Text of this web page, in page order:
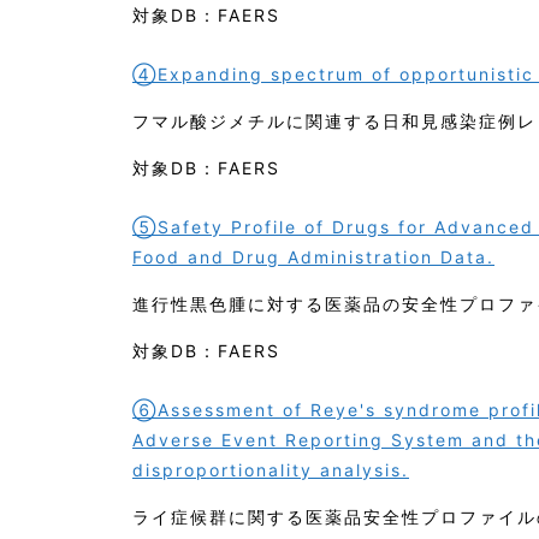
対象DB：FAERS
④Expanding spectrum of
フマル酸ジメチルに関連する日和見感染症例
対象DB：FAERS
⑤Safety Profile of Drugs for Advanced
Food and Drug Administration Data.
進行性黒色腫に対する医薬品の安全性プロフ
対象DB：FAERS
⑥Assessment of Reye's syndrome
Adverse Event Reporting System and
disproportionality analysis.
ライ症候群に関する医薬品安全性プロファイ